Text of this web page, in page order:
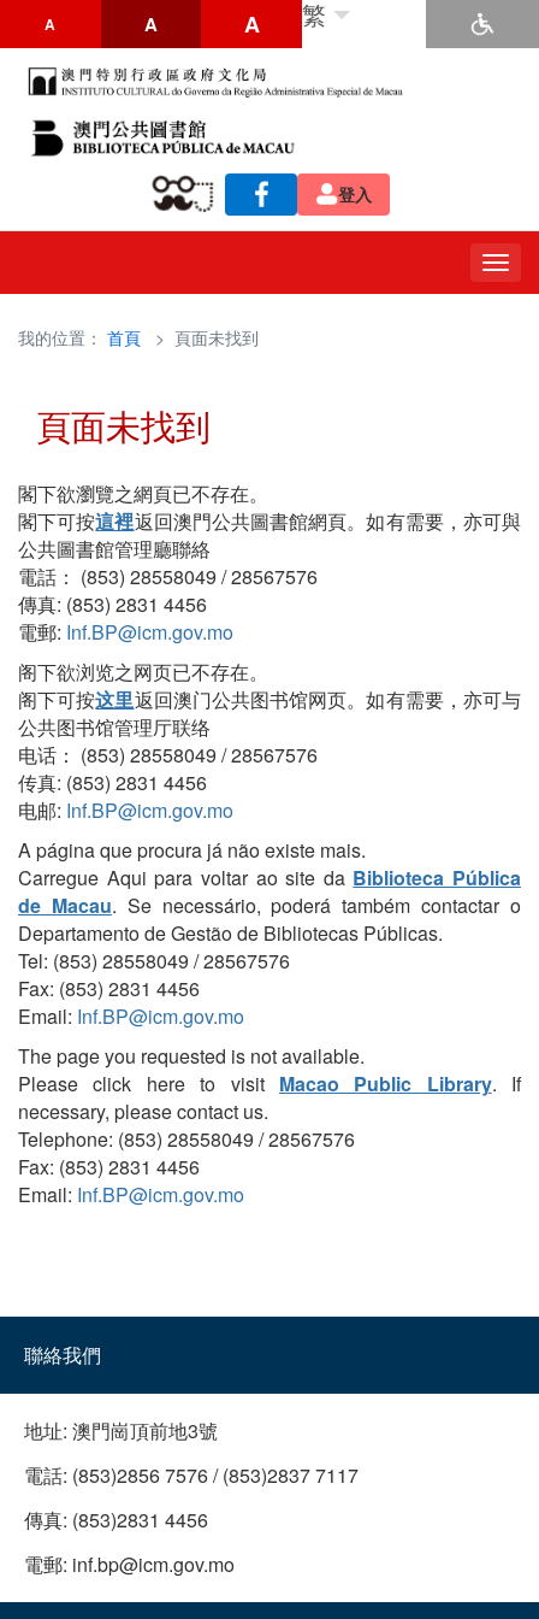
A A A 繁
登入
我的位置： 首頁 > 頁面未找到
頁面未找到
閣下欲瀏覽之網頁已不存在。
閣下可按這裡返回澳門公共圖書館網頁。如有需要，亦可與
公共圖書館管理廳聯絡
電話： (853) 28558049 / 28567576
傳真: (853) 2831 4456
電郵: Inf.BP@icm.gov.mo
阁下欲浏览之网页已不存在。
阁下可按这里返回澳门公共图书馆网页。如有需要，亦可与
公共图书馆管理厅联络
电话： (853) 28558049 / 28567576
传真: (853) 2831 4456
电邮: Inf.BP@icm.gov.mo
A página que procura já não existe mais.
Carregue Aqui para voltar ao site da Biblioteca Pública
de Macau. Se necessário, poderá também contactar o
Departamento de Gestão de Bibliotecas Públicas.
Tel: (853) 28558049 / 28567576
Fax: (853) 2831 4456
Email: Inf.BP@icm.gov.mo
The page you requested is not available.
Please click here to visit Macao Public Library. If
necessary, please contact us.
Telephone: (853) 28558049 / 28567576
Fax: (853) 2831 4456
Email: Inf.BP@icm.gov.mo
聯絡我們
地址: 澳門崗頂前地3號
電話: (853)2856 7576 / (853)2837 7117
傳真: (853)2831 4456
電郵: inf.bp@icm.gov.mo